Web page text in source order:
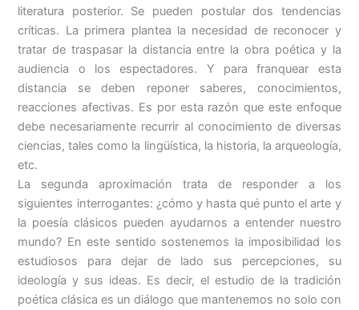
literatura posterior. Se pueden postular dos tendencias
críticas. La primera plantea la necesidad de reconocer y
tratar de traspasar la distancia entre la obra poética y la
audiencia o los espectadores. Y para franquear esta
distancia se deben reponer saberes, conocimientos,
reacciones afectivas. Es por esta razón que este enfoque
debe necesariamente recurrir al conocimiento de diversas
ciencias, tales como la lingüística, la historia, la arqueología,
etc.
La segunda aproximación trata de responder a los
siguientes interrogantes: ¿cómo y hasta qué punto el arte y
la poesía clásicos pueden ayudarnos a entender nuestro
mundo? En este sentido sostenemos la imposibilidad los
estudiosos para dejar de lado sus percepciones, su
ideología y sus ideas. Es decir, el estudio de la tradición
poética clásica es un diálogo que mantenemos no solo con